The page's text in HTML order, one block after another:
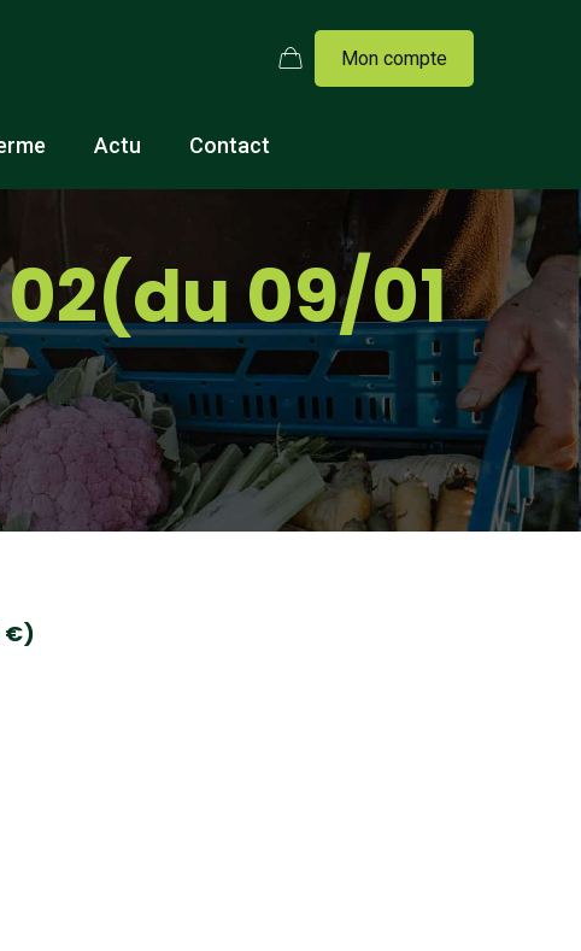
Mon compte
Actu Contact
09/01
€)